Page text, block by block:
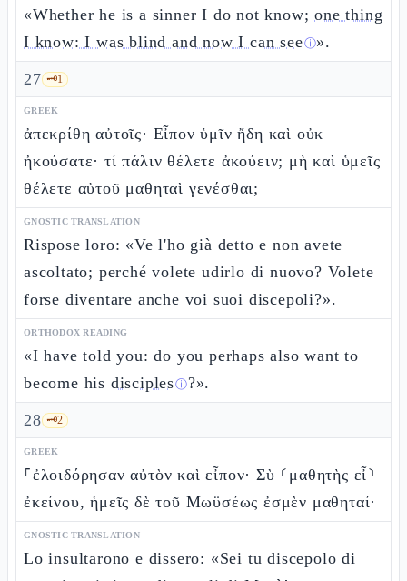
«Whether he is a sinner I do not know;one thing
I know: I was blind and now I can seeⓘ».
27 🗝️1
GREEK
ἀπεκρίθη αὐτοῖς· Εἶπον ὑμῖν ἤδη καὶ οὐκ
ἠκούσατε· τί πάλιν θέλετε ἀκούειν; μὴ καὶ ὑμεῖς
θέλετε αὐτοῦ μαθηταὶ γενέσθαι;
GNOSTIC TRANSLATION
Rispose loro: «Ve l'ho già detto e non avete
ascoltato; perché volete udirlo di nuovo? Volete
forse diventare anche voi suoi discepoli?».
ORTHODOX READING
«I have told you: do you perhaps also want to
become his disciplesⓘ?».
28 🗝️2
GREEK
⸀ἐλοιδόρησαν αὐτὸν καὶ εἶπον· Σὺ ⸂μαθητὴς εἶ⸃
ἐκείνου, ἡμεῖς δὲ τοῦ Μωϋσέως ἐσμὲν μαθηταί·
GNOSTIC TRANSLATION
Lo insultarono e dissero: «Sei tu discepolo di